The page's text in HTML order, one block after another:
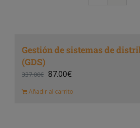
Gestión de sistemas de
(GDS)
337.00€ 87.00€
Añadir al carrito